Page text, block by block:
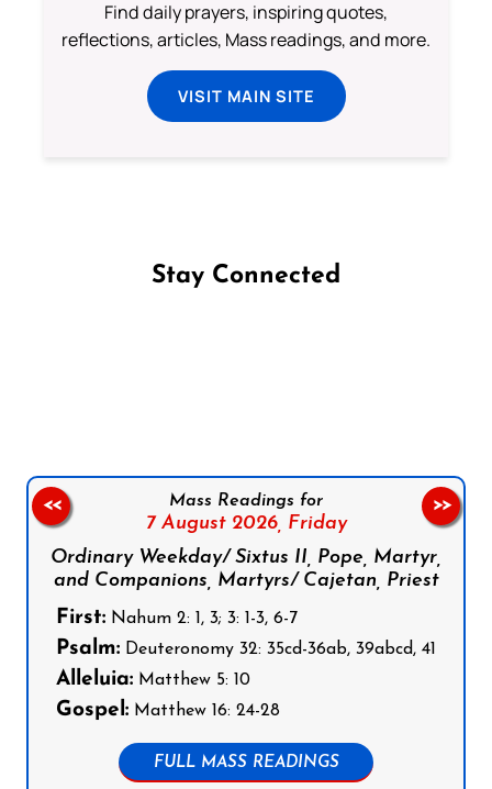
Find daily prayers, inspiring quotes,
reflections, articles, Mass readings, and more.
VISIT MAIN SITE
Stay Connected
Mass Readings for
7 August 2026, Friday
Ordinary Weekday/ Sixtus II, Pope, Martyr,
and Companions, Martyrs/ Cajetan, Priest
First: Nahum 2: 1, 3; 3: 1-3, 6-7
Psalm: Deuteronomy 32: 35cd-36ab, 39abcd, 41
Alleluia: Matthew 5: 10
Gospel: Matthew 16: 24-28
FULL MASS READINGS
<< >>